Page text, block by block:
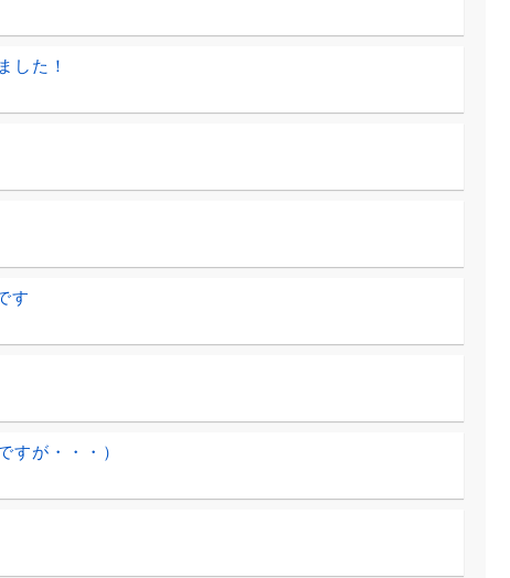
した！
す
すが・・・）